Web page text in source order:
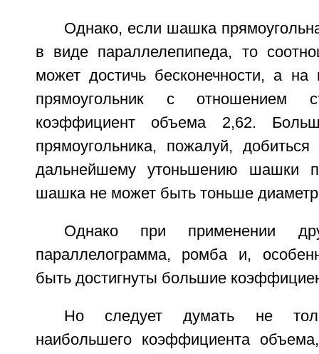
Однако, если шашка
в виде параллелепипеда, то
может достичь бесконечности, а на
прямоугольник с отношением
коэффициент объема 2,62.
прямоугольника, пожалуй,
дальнейшему утоньшению шашки
шашка не может быть тоньше
Однако при применении
параллелограмма, ромба и,
быть достигнуты большие
Но следует думать не
наибольшего коэффициента